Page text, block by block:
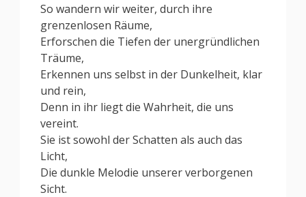
So wandern wir weiter, durch ihre
grenzenlosen Räume,
Erforschen die Tiefen der unergründlichen
Träume,
Erkennen uns selbst in der Dunkelheit, klar
und rein,
Denn in ihr liegt die Wahrheit, die uns
vereint.
Sie ist sowohl der Schatten als auch das
Licht,
Die dunkle Melodie unserer verborgenen
Sicht.